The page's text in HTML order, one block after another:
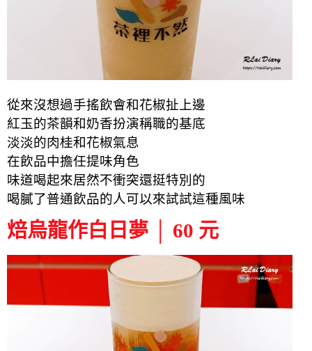
從來沒想過手搖飲會和花椒扯上邊
紅玉的茶韻和奶香扮演稱職的基底
淡淡的肉桂和花椒氣息
在飲品中擔任提味角色
味道喝起來居然不衝突還挺特別的
喝膩了普通飲品的人可以來試試這種風味
焙烏龍作白日夢 │ 60 元